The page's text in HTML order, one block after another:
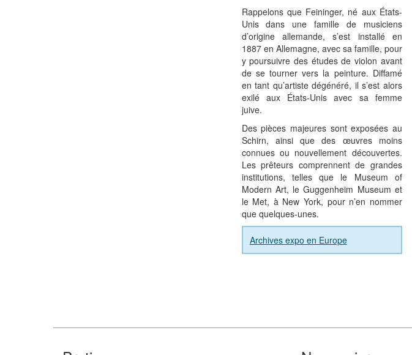
Rappelons que Feininger, né aux États-
Unis dans une famille de musiciens
d’origine allemande, s’est installé en
1887 en Allemagne, avec sa famille, pour
y poursuivre des études de violon avant
de se tourner vers la peinture. Diffamé
en tant qu’artiste dégénéré, il s’est alors
exilé aux États-Unis avec sa femme
juive.
Des pièces majeures sont exposées au
Schirn, ainsi que des œuvres moins
connues ou nouvellement découvertes.
Les prêteurs comprennent de grandes
institutions, telles que le Museum of
Modern Art, le Guggenheim Museum et
le Met, à New York, pour n’en nommer
que quelques-unes.
Archives expo en Europe